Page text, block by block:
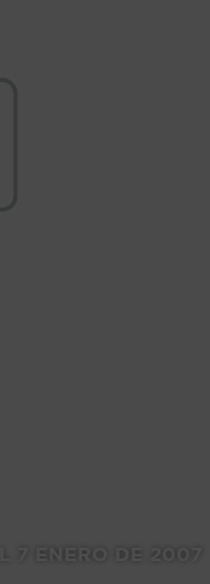
7 ENERO DE 2007